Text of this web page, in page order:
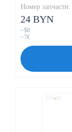
Номер запчасти:
24 BYN
~$8
~7€